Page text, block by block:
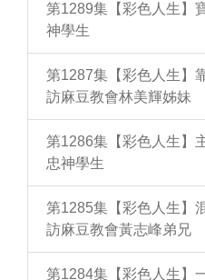
第1289集【彩色人生】
神學生
第1287集【彩色人生】
訪麻豆教會林美輝姊妹
第1286集【彩色人生】
忠神學生
第1285集【彩色人生】
訪麻豆教會黃志峰弟兄
第1284集【彩色人生】